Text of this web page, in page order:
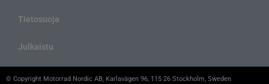
Tietosuoja
Julkaistu
© Copyright Motorrad Nordic AB, Karlavägen 96, 115 26 Stockholm, Sweden